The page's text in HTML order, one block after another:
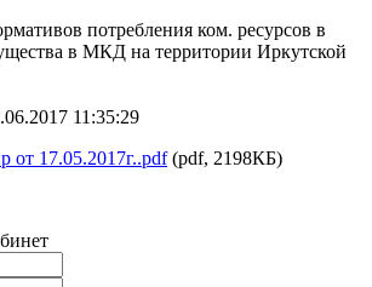
потребления ком. ресурсов в
в МКД на территории Иркутской
11:35:29
от 17.05.2017г..pdf(pdf, 2198КБ)